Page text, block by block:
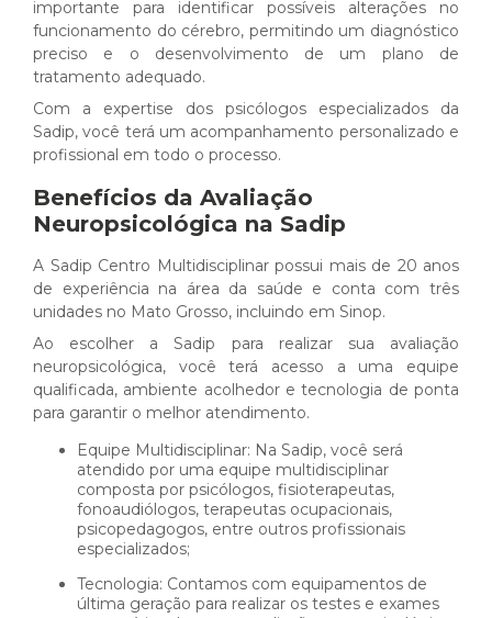
importante para identificar possíveis alterações no
funcionamento do cérebro, permitindo um diagnóstico
preciso e o desenvolvimento de um plano de
tratamento adequado.
Com a expertise dos psicólogos especializados da
Sadip, você terá um acompanhamento personalizado e
profissional em todo o processo.
Benefícios da Avaliação
Neuropsicológica na Sadip
A Sadip Centro Multidisciplinar possui mais de 20 anos
de experiência na área da saúde e conta com três
unidades no Mato Grosso, incluindo em Sinop.
Ao escolher a Sadip para realizar sua avaliação
neuropsicológica, você terá acesso a uma equipe
qualificada, ambiente acolhedor e tecnologia de ponta
para garantir o melhor atendimento.
Equipe Multidisciplinar: Na Sadip, você será
atendido por uma equipe multidisciplinar
composta por psicólogos, fisioterapeutas,
fonoaudiólogos, terapeutas ocupacionais,
psicopedagogos, entre outros profissionais
especializados;
Tecnologia: Contamos com equipamentos de
última geração para realizar os testes e exames